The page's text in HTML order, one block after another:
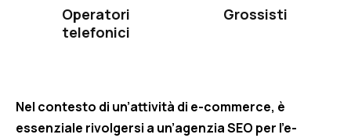
Operatori
telefonici
Grossisti
Nel contesto di un’attività di e-commerce, è
essenziale rivolgersi a un’agenzia SEO per l’e-